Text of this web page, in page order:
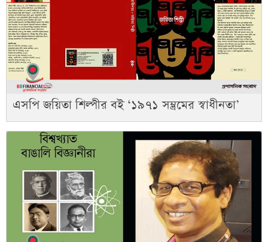
এসপি জয়িতা শিল্পীর বই ‘১৯৭১ সম্ভ্রমের স্বাধীনতা’